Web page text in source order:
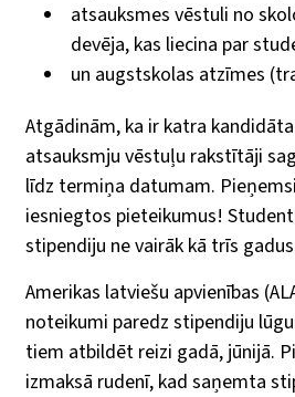
atsauksmes vēstuli no
devēja, kas liecina par
un augstskolas atzīmes
Atgādinām, ka ir katra
atsauksmju vēstuļu rakstītāji
līdz termiņa datumam.
iesniegtos pieteikumus!
stipendiju ne vairāk kā trīs
Amerikas latviešu apvienības
noteikumi paredz stipendiju
tiem atbildēt reizi gadā, jūnijā.
izmaksā rudenī, kad saņemta